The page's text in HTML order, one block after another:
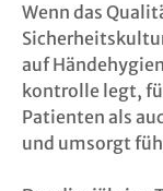
Wenn das
auf
kontrolle legt,
Patienten als
und umsorgt